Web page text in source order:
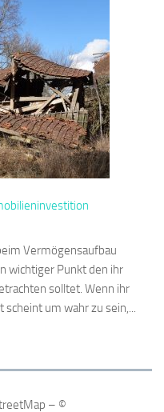
Vermögensaufbau
wichtiger Punkt den ihr
solltet. Wenn ihr
um wahr zu sein,...
– ©